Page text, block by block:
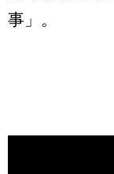
事」。